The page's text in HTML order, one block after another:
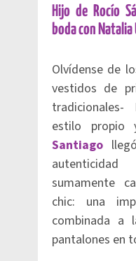
Hijo de Rocío
boda con Natalia
Olvídense de
vestidos de
estilo
Santiago
sumamente
chic: una
combinada a
pantalones en